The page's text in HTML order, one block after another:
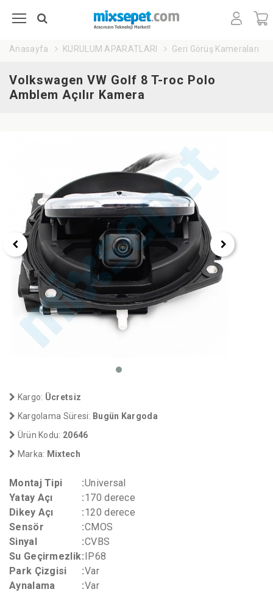
Anasayfa KURULUM APARATLARI Geri Görüş Kameraları
Volkswagen VW Golf 8 T-roc Polo
Amblem Açılır Kamera
Kargo: Ücretsiz
Kargolama Süresi: Bugün Kargoda
Ürün Kodu: 20646
Marka: Mixtech
Montaj Tipi :Universal
Yatay Açı
:170 derece
Dikey Açı
:120 derece
Sensör
:CMOS
Sinyal
:CVBS
Su Geçirmezlik:IP68
Park Çizgisi
:Var
Aynalama
:Var